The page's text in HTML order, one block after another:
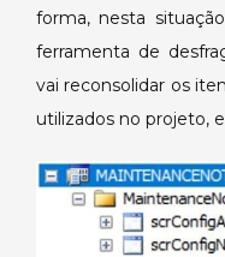
forma, nesta
ferramenta de
vai reconsolidar os
utilizados no projeto,